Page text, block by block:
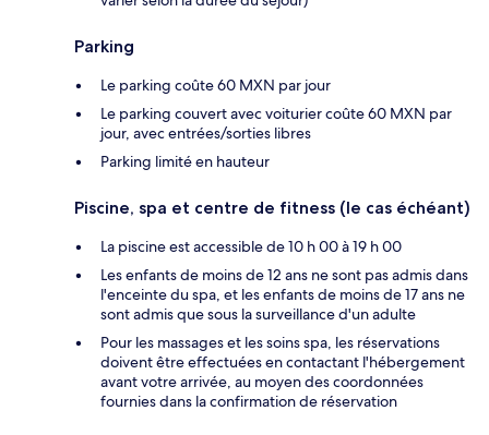
Parking
Le parking coûte 60 MXN par jour
Le parking couvert avec voiturier coûte 60 MXN par
jour, avec entrées/sorties libres
Parking limité en hauteur
Piscine, spa et centre de fitness (le cas échéant)
La piscine est accessible de 10 h 00 à 19 h 00
Les enfants de moins de 12 ans ne sont pas admis dans
l'enceinte du spa, et les enfants de moins de 17 ans ne
sont admis que sous la surveillance d'un adulte
Pour les massages et les soins spa, les réservations
doivent être effectuées en contactant l'hébergement
avant votre arrivée, au moyen des coordonnées
fournies dans la confirmation de réservation